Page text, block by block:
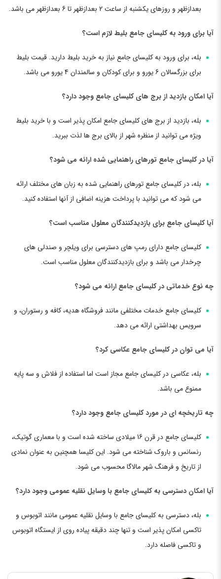
بعدازظهر و روزهای یکشنبه از ساعت 2 بعدازظهر تا 6 بعدازظهر می باشد.
آیا برای ورود به کلیسای جامع بلیط لازم است؟
بله، برای ورود به کلیسای جامع نیاز به خرید بلیط دارید. قیمت بلیط
برای بزرگسالان 6 یورو و برای کودکان و سالمندان 4 یورو می باشد.
آیا امکان بازدید از برج های کلیسای جامع وجود دارد؟
بله، بازدید از برج های کلیسای جامع امکان پذیر است و با خرید بلیط
ویژه می توانید از منظره شهر از بالای برج ها لذت ببرید.
آیا در کلیسای جامع تورهای راهنمایی شده ارائه می شود؟
بله، در کلیسای جامع تورهای راهنمایی شده به زبان های مختلف ارائه
می شود که می توانید با پرداخت هزینه اضافی از آنها استفاده کنید.
آیا کلیسای جامع برای بازدیدکنندگان معلول مناسب است؟
کلیسای جامع دارای رمپ های دسترسی برای ویلچر و صندلی های
چرخدار می باشد و برای بازدیدکنندگان معلول مناسب است.
چه نوع خدماتی در کلیسای جامع ارائه می شود؟
کلیسای جامع خدمات مختلفی مانند فروشگاه هدیه، کافه و رستوران، و
سرویس بهداشتی ارائه می دهد.
آیا می توان در کلیسای جامع عکاسی کرد؟
بله، عکاسی در کلیسای جامع مجاز است اما استفاده از فلاش و سه پایه
ممنوع می باشد.
چه تاریخچه ای در مورد کلیسای جامع وجود دارد؟
کلیسای جامع در قرن 16 میلادی ساخته شده است و با معماری گوتیک،
رنسانس و باروک شناخته می شود. این کلیسا همچنین به عنوان نمادی
از تاریخ و فرهنگ شهر مالاگا محسوب می شود.
آیا امکان دسترسی به کلیسای جامع با وسایل نقلیه عمومی وجود دارد؟
بله، دسترسی به کلیسای جامع با وسایل نقلیه عمومی مانند اتوبوس و
تاکسی امکان پذیر است و تنها چند دقیقه پیاده روی از ایستگاه اتوبوس
و تاکسی فاصله دارد.